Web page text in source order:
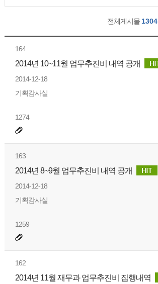
전체게시물 1304
164
2014년 10~11월 업무추진비 내역 공개
2014-12-18
기획감사실
1274
163
2014년 8~9월 업무추진비 내역 공개
2014-12-18
기획감사실
1259
162
2014년 11월 재무과 업무추진비 집행내역